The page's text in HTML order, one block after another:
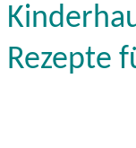
Rezepte